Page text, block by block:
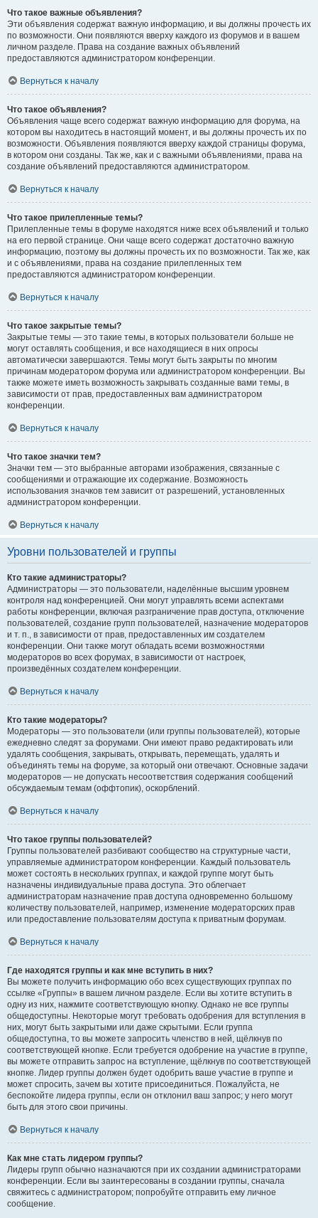
Что такое важные объявления?
Эти объявления содержат важную информацию, и вы должны прочесть их
по возможности. Они появляются вверху каждого из форумов и в вашем
личном разделе. Права на создание важных объявлений
предоставляются администратором конференции.
Вернуться к началу
Что такое объявления?
Объявления чаще всего содержат важную информацию для форума, на
котором вы находитесь в настоящий момент, и вы должны прочесть их по
возможности. Объявления появляются вверху каждой страницы форума,
в котором они созданы. Так же, как и с важными объявлениями, права на
создание объявлений предоставляются администратором.
Вернуться к началу
Что такое прилепленные темы?
Прилепленные темы в форуме находятся ниже всех объявлений и только
на его первой странице. Они чаще всего содержат достаточно важную
информацию, поэтому вы должны прочесть их по возможности. Так же, как
и с объявлениями, права на создание прилепленных тем
предоставляются администратором конференции.
Вернуться к началу
Что такое закрытые темы?
Закрытые темы — это такие темы, в которых пользователи больше не
могут оставлять сообщения, и все находящиеся в них опросы
автоматически завершаются. Темы могут быть закрыты по многим
причинам модератором форума или администратором конференции. Вы
также можете иметь возможность закрывать созданные вами темы, в
зависимости от прав, предоставленных вам администратором
конференции.
Вернуться к началу
Что такое значки тем?
Значки тем — это выбранные авторами изображения, связанные с
сообщениями и отражающие их содержание. Возможность
использования значков тем зависит от разрешений, установленных
администратором конференции.
Вернуться к началу
Уровни пользователей и группы
Кто такие администраторы?
Администраторы — это пользователи, наделённые высшим уровнем
контроля над конференцией. Они могут управлять всеми аспектами
работы конференции, включая разграничение прав доступа, отключение
пользователей, создание групп пользователей, назначение модераторов
и т. п., в зависимости от прав, предоставленных им создателем
конференции. Они также могут обладать всеми возможностями
модераторов во всех форумах, в зависимости от настроек,
произведённых создателем конференции.
Вернуться к началу
Кто такие модераторы?
Модераторы — это пользователи (или группы пользователей), которые
ежедневно следят за форумами. Они имеют право редактировать или
удалять сообщения, закрывать, открывать, перемещать, удалять и
объединять темы на форуме, за который они отвечают. Основные задачи
модераторов — не допускать несоответствия содержания сообщений
обсуждаемым темам (оффтопик), оскорблений.
Вернуться к началу
Что такое группы пользователей?
Группы пользователей разбивают сообщество на структурные части,
управляемые администратором конференции. Каждый пользователь
может состоять в нескольких группах, и каждой группе могут быть
назначены индивидуальные права доступа. Это облегчает
администраторам назначение прав доступа одновременно большому
количеству пользователей, например, изменение модераторских прав
или предоставление пользователям доступа к приватным форумам.
Вернуться к началу
Где находятся группы и как мне вступить в них?
Вы можете получить информацию обо всех существующих группах по
ссылке «Группы» в вашем личном разделе. Если вы хотите вступить в
одну из них, нажмите соответствующую кнопку. Однако не все группы
общедоступны. Некоторые могут требовать одобрения для вступления в
них, могут быть закрытыми или даже скрытыми. Если группа
общедоступна, то вы можете запросить членство в ней, щёлкнув по
соответствующей кнопке. Если требуется одобрение на участие в группе,
вы можете отправить запрос на вступление, щёлкнув по соответствующей
кнопке. Лидер группы должен будет одобрить ваше участие в группе и
может спросить, зачем вы хотите присоединиться. Пожалуйста, не
беспокойте лидера группы, если он отклонил ваш запрос; у него могут
быть для этого свои причины.
Вернуться к началу
Как мне стать лидером группы?
Лидеры групп обычно назначаются при их создании администраторами
конференции. Если вы заинтересованы в создании группы, сначала
свяжитесь с администратором; попробуйте отправить ему личное
сообщение.